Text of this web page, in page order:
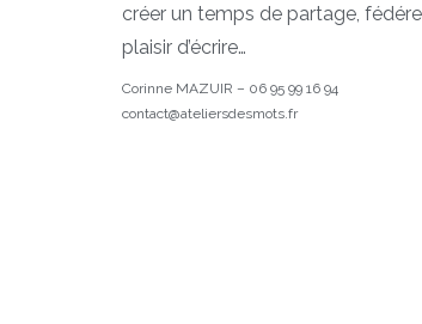
créer un temps de partage,
plaisir d’écrire…
Corinne MAZUIR – 06 95 99 16 94
contact@ateliersdesmots.fr